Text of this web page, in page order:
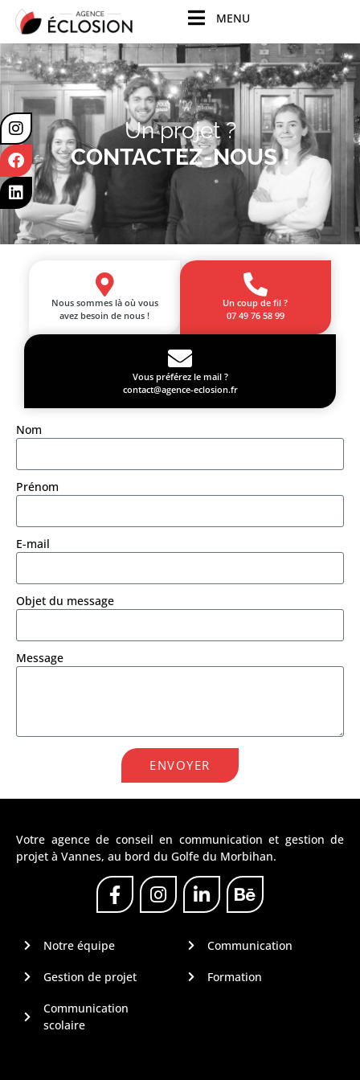
principal
MENU
Un projet ?
CONTACTEZ-NOUS !
Nous sommes là où vous
avez besoin de nous !
Un coup de fil ?
07 49 76 58 99
Vous préférez le mail ?
contact@agence-eclosion.fr
Nom
Prénom
E-mail
Objet du message
Message
ENVOYER
Votre agence de conseil en communication et gestion de
projet à Vannes, au bord du Golfe du Morbihan.
Notre équipe
Gestion de projet
Communication
scolaire
Communication
Formation